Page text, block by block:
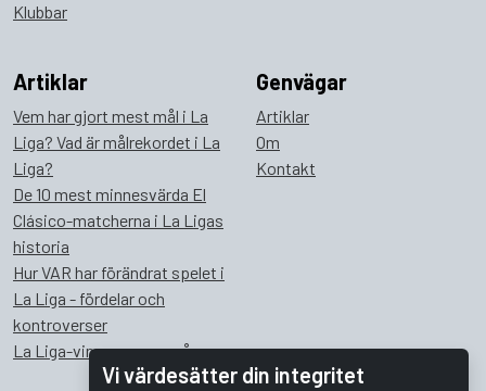
Vi värdesätter din integritet
Klubbar
Artiklar
Vem har gjort mest mål i La
Liga? Vad är målrekordet i La
Liga?
De 10 mest minnesvärda El
Clásico-matcherna i La Ligas
historia
Hur VAR har förändrat spelet i
La Liga - fördelar och
kontroverser
La Liga-vinnare genom åren
Genvägar
Artiklar
Om
Kontakt